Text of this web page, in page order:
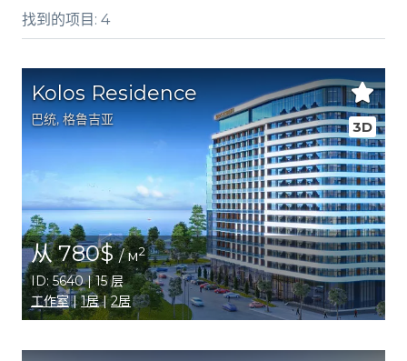
找到的项目: 4
Kolos Residence
巴统, 格鲁吉亚 3D
从 780$/ м2
ID: 5640 | 15 层
工作室|1居|2居